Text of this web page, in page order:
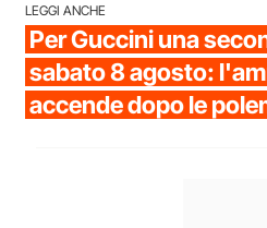
LEGGI ANCHE
Per Guccini una
sabato 8 agosto:
accende dopo le